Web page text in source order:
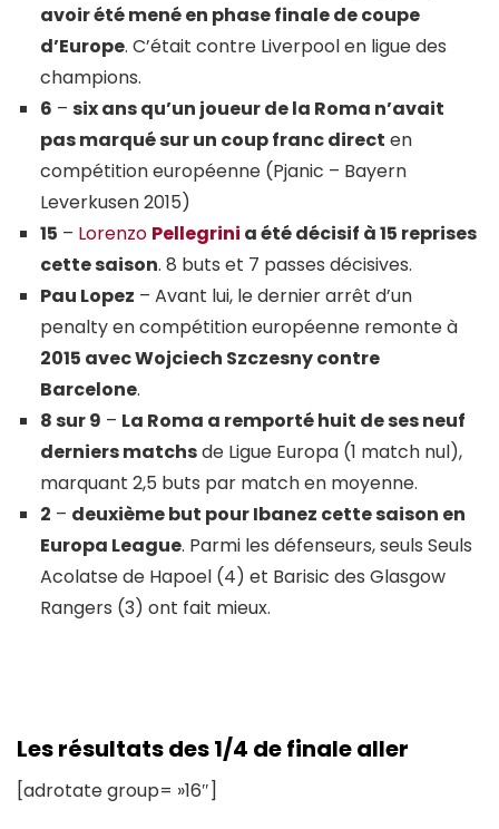
avoir été mené en phase finale de coupe
d’Europe. C’était contre Liverpool en ligue des
champions.
6 – six ans qu’un joueur de la Roma n’avait
pas marqué sur un coup franc direct en
compétition européenne (Pjanic – Bayern
Leverkusen 2015)
15 – Lorenzo Pellegrini a été décisif à 15 reprises
cette saison. 8 buts et 7 passes décisives.
Pau Lopez – Avant lui, le dernier arrêt d’un
penalty en compétition européenne remonte à
2015 avec Wojciech Szczesny contre
Barcelone.
8 sur 9 – La Roma a remporté huit de ses neuf
derniers matchsde Ligue Europa (1 match nul),
marquant 2,5 buts par match en moyenne.
2 – deuxième but pour Ibanez cette saison en
Europa League. Parmi les défenseurs, seuls Seuls
Acolatse de Hapoel (4) et Barisic des Glasgow
Rangers (3) ont fait mieux.
Les résultats des 1/4 de finale aller
[adrotate group= »16″]